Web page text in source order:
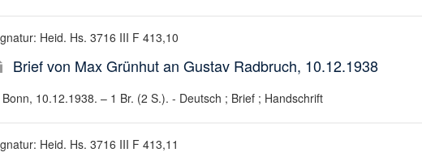
Heid. Hs. 3716 III F 413,10
Brief von Max Grünhut an Gustav Radbruch, 10.12.1938
Bonn, 10.12.1938. – 1 Br. (2 S.). - Deutsch ; Brief ; Handschrift
Heid. Hs. 3716 III F 413,11